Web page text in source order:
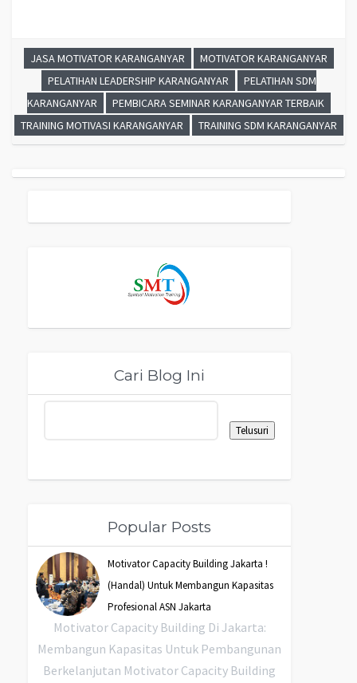
JASA MOTIVATOR KARANGANYAR
MOTIVATOR KARANGANYAR
PELATIHAN LEADERSHIP KARANGANYAR
PELATIHAN SDM
KARANGANYAR
PEMBICARA SEMINAR KARANGANYAR TERBAIK
TRAINING MOTIVASI KARANGANYAR
TRAINING SDM KARANGANYAR
Cari Blog Ini
Popular Posts
Motivator Capacity Building Jakarta !
(Handal) Untuk Membangun Kapasitas
Profesional ASN Jakarta
Motivator Capacity Building Di Jakarta:
Membangun Kapasitas Untuk Pembangunan
Berkelanjutan Motivator Capacity Building